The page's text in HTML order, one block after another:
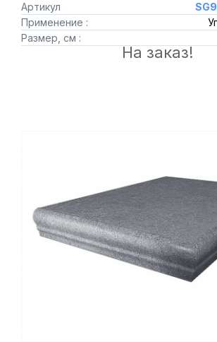
Артикул
Применение :
Размер, см :
На заказ!